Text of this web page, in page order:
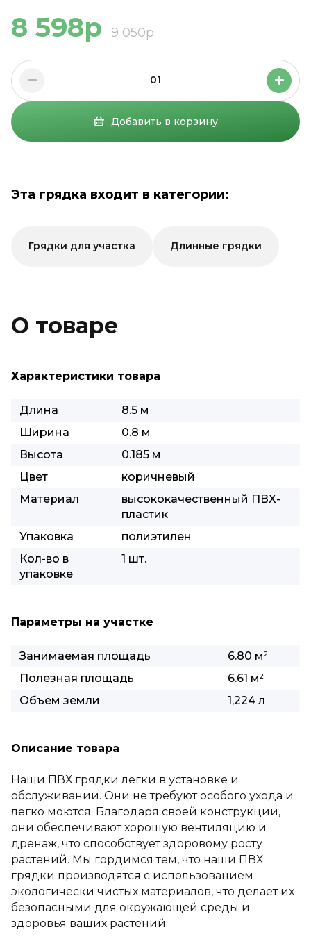
8 598р 9 050р
01
Добавить в корзину
Эта грядка входит в категории:
Грядки для участка Длинные грядки
О товаре
Характеристики товара
Длина
8.5 м
Ширина
0.8 м
Высота
0.185 м
Цвет
коричневый
Материал
высококачественный ПВХ-
пластик
Упаковка
полиэтилен
Кол-во в
упаковке
1 шт.
Параметры на участке
Занимаемая площадь 6.80 м2
Полезная площадь 6.61 м2
Объем земли 1,224 л
Описание товара
Наши ПВХ грядки легки в установке и
обслуживании. Они не требуют особого ухода и
легко моются. Благодаря своей конструкции,
они обеспечивают хорошую вентиляцию и
дренаж, что способствует здоровому росту
растений. Мы гордимся тем, что наши ПВХ
грядки производятся с использованием
экологически чистых материалов, что делает их
безопасными для окружающей среды и
здоровья ваших растений.